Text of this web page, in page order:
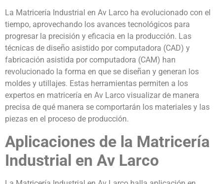
La Matricería Industrial en Av Larco ha evolucionado con el
tiempo, aprovechando los avances tecnológicos para
progresar la precisión y eficacia en la producción. Las
técnicas de diseño asistido por computadora (CAD) y
fabricación asistida por computadora (CAM) han
revolucionado la forma en que se diseñan y generan los
moldes y utillajes. Estas herramientas permiten a los
expertos en matricería en Av Larco visualizar de manera
precisa de qué manera se comportarán los materiales y las
piezas en el proceso de producción.
Aplicaciones de la Matricería
Industrial en Av Larco